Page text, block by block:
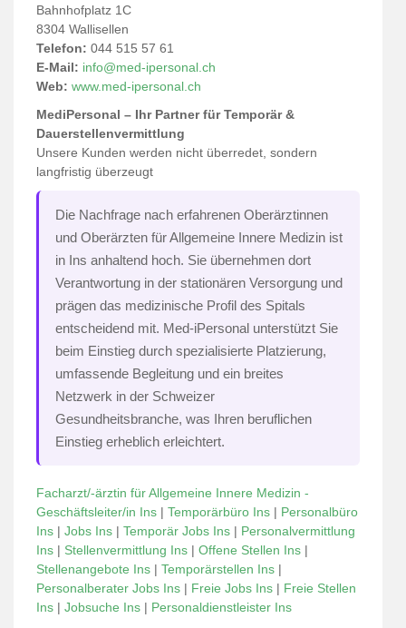
Bahnhofplatz 1C
8304 Wallisellen
Telefon: 044 515 57 61
E-Mail: info@med-ipersonal.ch
Web: www.med-ipersonal.ch
MediPersonal – Ihr Partner für Temporär &
Dauerstellenvermittlung
Unsere Kunden werden nicht überredet, sondern
langfristig überzeugt
Die Nachfrage nach erfahrenen Oberärztinnen
und Oberärzten für Allgemeine Innere Medizin ist
in Ins anhaltend hoch. Sie übernehmen dort
Verantwortung in der stationären Versorgung und
prägen das medizinische Profil des Spitals
entscheidend mit. Med-iPersonal unterstützt Sie
beim Einstieg durch spezialisierte Platzierung,
umfassende Begleitung und ein breites
Netzwerk in der Schweizer
Gesundheitsbranche, was Ihren beruflichen
Einstieg erheblich erleichtert.
Facharzt/-ärztin für Allgemeine Innere Medizin -
Geschäftsleiter/in Ins | Temporärbüro Ins | Personalbüro
Ins | Jobs Ins | Temporär Jobs Ins | Personalvermittlung
Ins | Stellenvermittlung Ins | Offene Stellen Ins |
Stellenangebote Ins | Temporärstellen Ins |
Personalberater Jobs Ins | Freie Jobs Ins | Freie Stellen
Ins | Jobsuche Ins | Personaldienstleister Ins